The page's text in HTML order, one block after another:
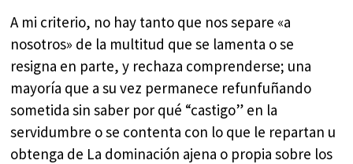
A mi criterio, no hay tanto que nos separe «a
nosotros» de la multitud que se lamenta o se
resigna en parte, y rechaza comprenderse; una
mayoría que a su vez permanece refunfuñando
sometida sin saber por qué “castigo” en la
servidumbre o se contenta con lo que le repartan u
obtenga de La dominación ajena o propia sobre los